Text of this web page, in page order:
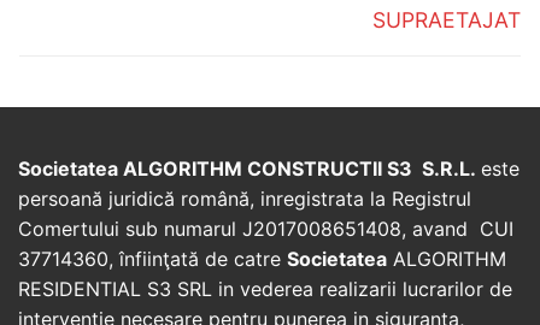
SUPRAETAJAT
Societatea ALGORITHM CONSTRUCTII S3 S.R.L. este
persoană juridică română, inregistrata la Registrul
Comertului sub numarul J2017008651408, avand CUI
37714360, înfiinţată de catre Societatea ALGORITHM
RESIDENTIAL S3 SRL in vederea realizarii lucrarilor de
interventie necesare pentru punerea in siguranta,